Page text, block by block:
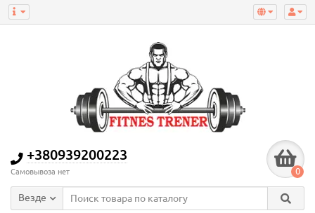
+380939200223
Самовывоза нет 0
Везде